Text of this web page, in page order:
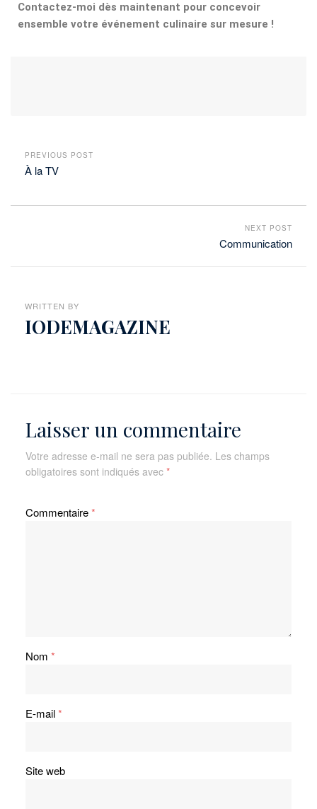
Contactez-moi dès maintenant pour concevoir
ensemble votre événement culinaire sur mesure !
PREVIOUS POST
À la TV
NEXT POST
Communication
WRITTEN BY
IODEMAGAZINE
Laisser un commentaire
Votre adresse e-mail ne sera pas publiée. Les champs
obligatoires sont indiqués avec *
Commentaire*
Nom *
E-mail*
Site web